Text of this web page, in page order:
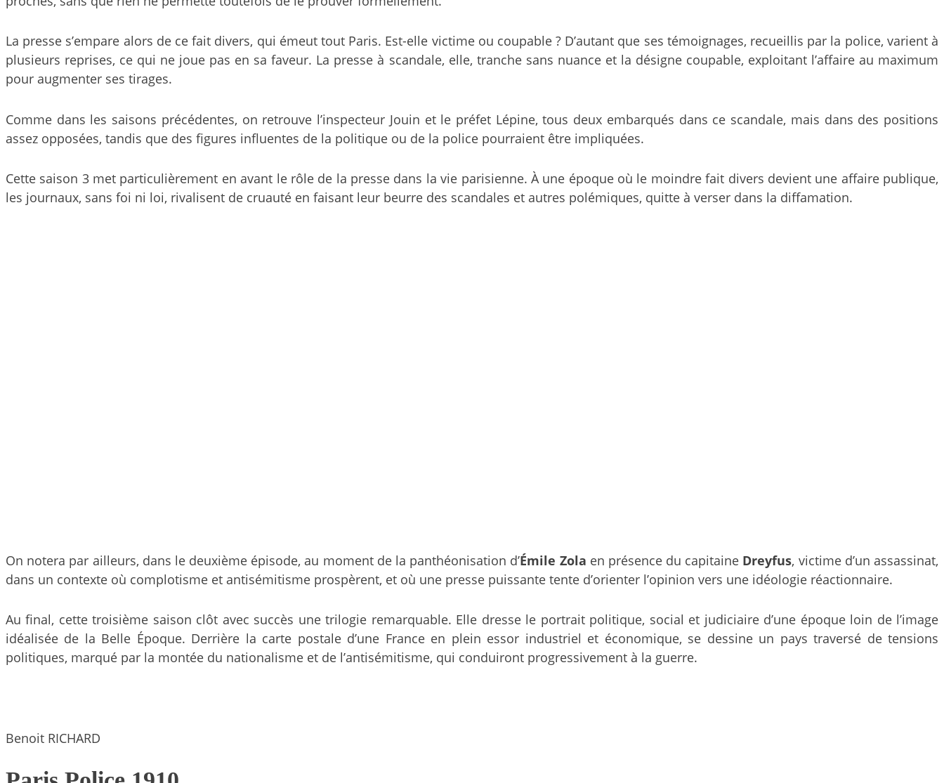
La presse s’empare alors de ce fait divers, qui émeut tout Paris. Est-elle victime ou coupable ? D’autant que ses témoignages, recueillis par la police, varient à
plusieurs reprises, ce qui ne joue pas en sa faveur. La presse à scandale, elle, tranche sans nuance et la désigne coupable, exploitant l’affaire au maximum
pour augmenter ses tirages.
Comme dans les saisons précédentes, on retrouve l’inspecteur Jouin et le préfet Lépine, tous deux embarqués dans ce scandale, mais dans des positions
assez opposées, tandis que des figures influentes de la politique ou de la police pourraient être impliquées.
Cette saison 3 met particulièrement en avant le rôle de la presse dans la vie parisienne. À une époque où le moindre fait divers devient une affaire publique,
les journaux, sans foi ni loi, rivalisent de cruauté en faisant leur beurre des scandales et autres polémiques, quitte à verser dans la diffamation.
On notera par ailleurs, dans le deuxième épisode, au moment de la panthéonisation d’Émile Zola en présence du capitaine Dreyfus, victime d’un assassinat,
dans un contexte où complotisme et antisémitisme prospèrent, et où une presse puissante tente d’orienter l’opinion vers une idéologie réactionnaire.
Au final, cette troisième saison clôt avec succès une trilogie remarquable. Elle dresse le portrait politique, social et judiciaire d’une époque loin de l’image
idéalisée de la Belle Époque. Derrière la carte postale d’une France en plein essor industriel et économique, se dessine un pays traversé de tensions
politiques, marqué par la montée du nationalisme et de l’antisémitisme, qui conduiront progressivement à la guerre.
Benoit RICHARD